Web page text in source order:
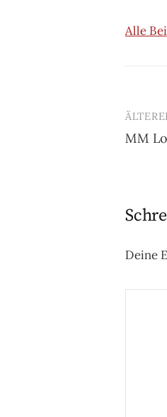
Alle
MM
Deine